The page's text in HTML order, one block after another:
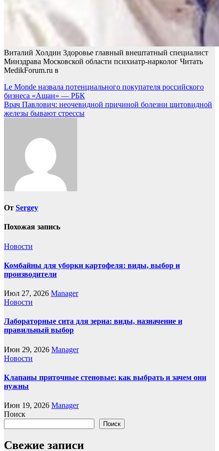
Виталий Холдин Здоровье главный внештатный специалист
Минздрава Московской области психиатр-нарколог Читать
MedikForum.ru в
Навигация
по
записям
Le Monde назвала потенциального покупателя российского
бизнеса «Ашан» — РБК
Врач Павлович: неочевидной причиной болезни щитовидной
железы бывают стрессы
От Sergey
Похожая запись
Новости
Комбайны для уборки картофеля: виды, выбор и
производители
Июл 27, 2026 Manager
Новости
Лабораторные сита для зерна: виды, назначение и
правильный выбор
Июн 29, 2026 Manager
Новости
Клапаны приточные стеновые: как выбрать и зачем они
нужны
Июн 19, 2026 Manager
Поиск
Поиск
Свежие записи